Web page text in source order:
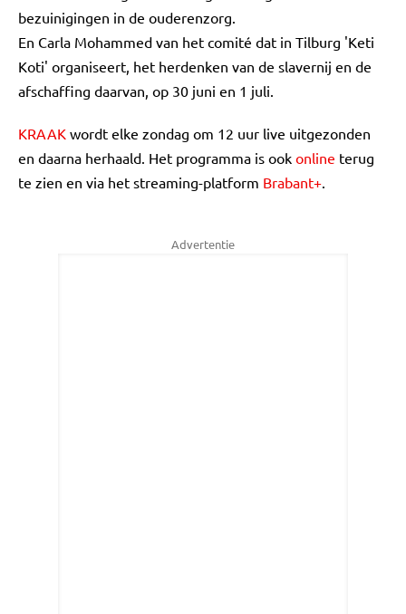
bezuinigingen in de ouderenzorg.
En Carla Mohammed van het comité dat in Tilburg 'Keti
Koti' organiseert, het herdenken van de slavernij en de
afschaffing daarvan, op 30 juni en 1 juli.
KRAAK wordt elke zondag om 12 uur live uitgezonden
en daarna herhaald. Het programma is ook online terug
te zien en via het streaming-platform Brabant+.
Advertentie